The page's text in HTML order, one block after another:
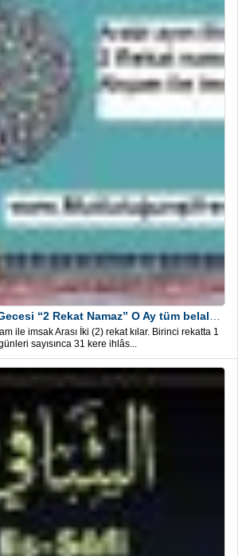
ile imsak Arası İki (2) rekat kılar. Birinci rekatta 1
sayısınca 31 kere ihlâs...